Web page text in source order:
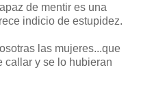
de mentir es una
indicio de estupidez.
las mujeres...que
callar y se lo hubieran